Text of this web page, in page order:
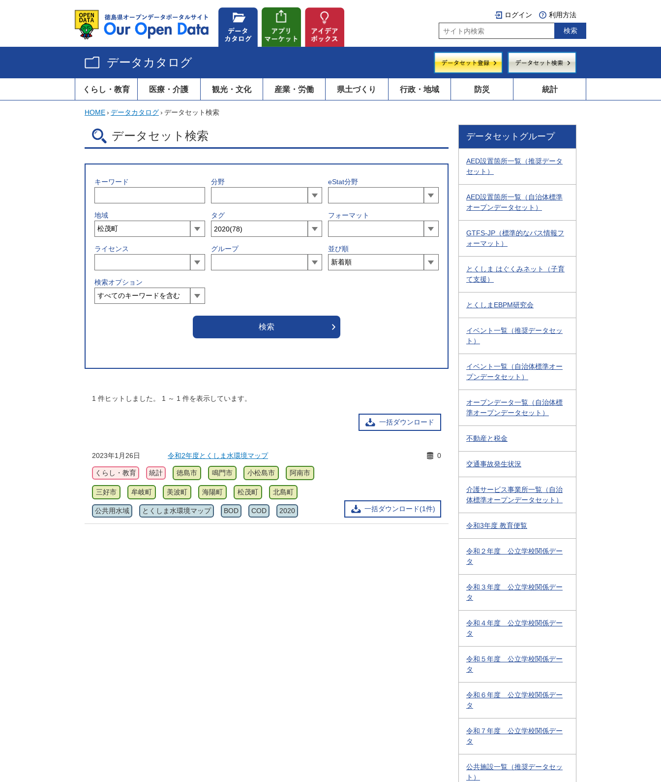
ログイン 利用方法
データカタログ
くらし・教育 医療・介護 観光・文化 産業・労働 県土づくり 行政・地域 防災 統計
HOME› データカタログ› データセット検索
データセット検索
キーワード 分野 eStat分野
地域 タグ フォーマット
ライセンス グループ 並び順
検索オプション
1 件ヒットしました。 1 ～ 1 件を表示しています。
一括ダウンロード
2023年1月26日 令和2年度とくしま水環境マップ
一括ダウンロード(1件)
0
くらし・教育 統計 徳島市 鳴門市 小松島市 阿南市
三好市 牟岐町 美波町 海陽町 松茂町 北島町
公共用水域 とくしま水環境マップ BOD COD 2020
データセットグループ
AED設置箇所一覧（推奨データ
セット）
AED設置箇所一覧（自治体標準
オープンデータセット）
GTFS-JP（標準的なバス情報フ
ォーマット）
とくしま はぐくみネット（子育
て支援）
とくしまEBPM研究会
イベント一覧（推奨データセッ
ト）
イベント一覧（自治体標準オー
プンデータセット）
オープンデータ一覧（自治体標
準オープンデータセット）
不動産と税金
交通事故発生状況
介護サービス事業所一覧（自治
体標準オープンデータセット）
令和3年度 教育便覧
令和２年度 公立学校関係デー
タ
令和３年度 公立学校関係デー
タ
令和４年度 公立学校関係デー
タ
令和５年度 公立学校関係デー
タ
令和６年度 公立学校関係デー
タ
令和７年度 公立学校関係デー
タ
公共施設一覧（推奨データセッ
ト）